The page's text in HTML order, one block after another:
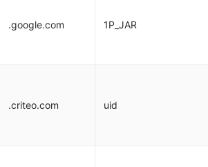
.google.com 1P_JAR
.criteo.com uid